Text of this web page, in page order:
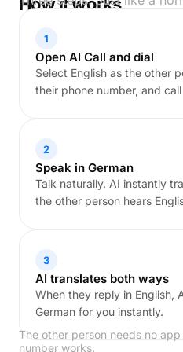
1
Open AI Call and dial
Select English as the other
their phone number, and
2
Speak in German
Talk naturally. AI instantly
the other person hears
3
AI translates both ways
When they reply in English,
German for you instantly.
The other person needs no
number works.